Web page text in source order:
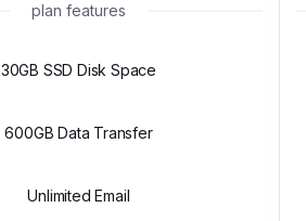
plan features
30GB SSD Disk Space
600GB Data Transfer
Unlimited Email